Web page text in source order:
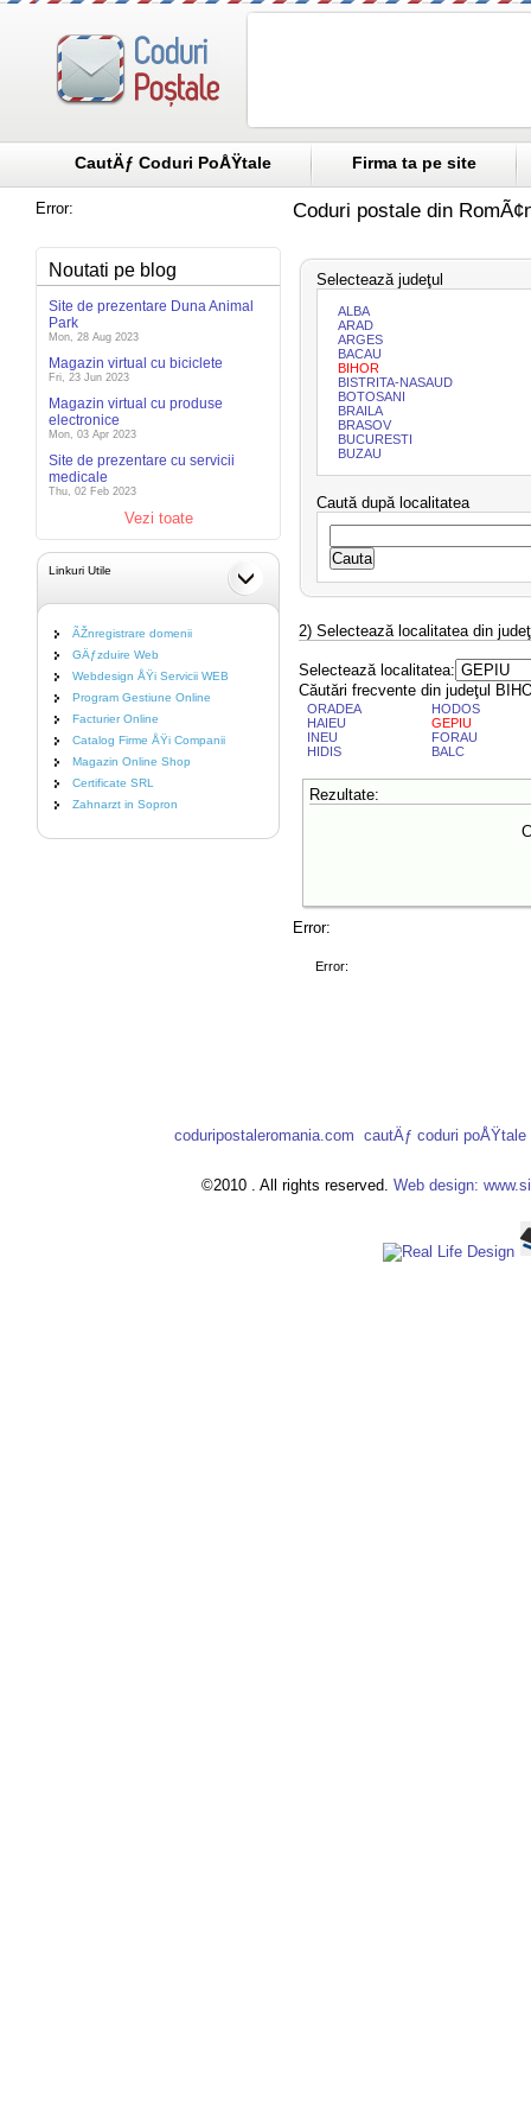
CautÄƒ Coduri PoÅŸtale Firma ta pe site
Error:
Noutati pe blog
Site de prezentare Duna Animal
Park
Mon, 28 Aug 2023
Magazin virtual cu biciclete
Fri, 23 Jun 2023
Magazin virtual cu produse
electronice
Mon, 03 Apr 2023
Site de prezentare cu servicii
medicale
Thu, 02 Feb 2023
Vezi toate
Linkuri Utile
ÃŽnregistrare domenii
GÄƒzduire Web
Webdesign ÅŸi Servicii WEB
Program Gestiune Online
Facturier Online
Catalog Firme ÅŸi Companii
Magazin Online Shop
Certificate SRL
Zahnarzt in Sopron
Coduri postale din
Selectează judeţul
ALBA
ARAD
ARGES
BACAU
BIHOR
BISTRITA-NASAUD
BOTOSANI
BRAILA
BRASOV
BUCURESTI
BUZAU
Caută după localitatea
2) Selectează localitatea din
Selectează localitatea:
Căutări frecvente din judeţul
ORADEA
HAIEU
INEU
HIDIS
HODOS
GEPIU
FORAU
BALC
Rezultate:
Error:
Error:
coduripostaleromania.com cautÄƒ coduri
©2010 . All rights reserved. Web design: